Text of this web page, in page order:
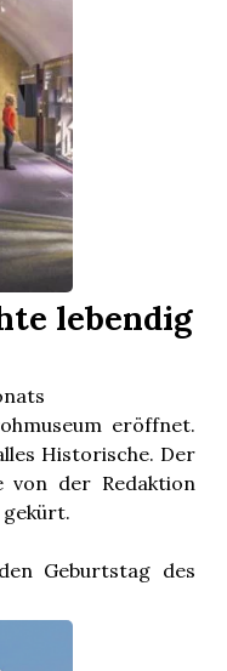
lebendig
eröffnet.
Historische. Der
von der Redaktion
Geburtstag des